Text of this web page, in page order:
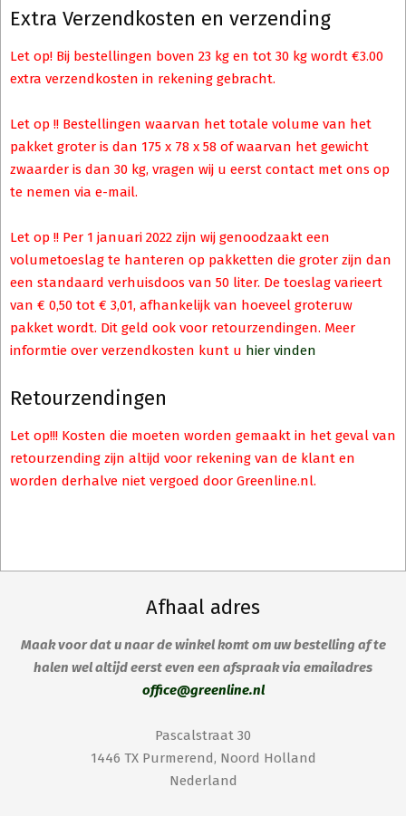
Extra Verzendkosten en verzending
Let op! Bij bestellingen boven 23 kg en tot 30 kg wordt €3.00
extra verzendkosten in rekening gebracht.
Let op !! Bestellingen waarvan het totale volume van het
pakket groter is dan 175 x 78 x 58 of waarvan het gewicht
zwaarder is dan 30 kg, vragen wij u eerst contact met ons op
te nemen via e-mail.
Let op !! Per 1 januari 2022 zijn wij genoodzaakt een
volumetoeslag te hanteren op pakketten die groter zijn dan
een standaard verhuisdoos van 50 liter. De toeslag varieert
van € 0,50 tot € 3,01, afhankelijk van hoeveel groteruw
pakket wordt. Dit geld ook voor retourzendingen. Meer
informtie over verzendkosten kunt u hier vinden
Retourzendingen
Let op!!! Kosten die moeten worden gemaakt in het geval van
retourzending zijn altijd voor rekening van de klant en
worden derhalve niet vergoed door Greenline.nl.
Afhaal adres
Maak voor dat u naar de winkel komt om uw bestelling af te
halen wel altijd eerst even een afspraak via emailadres
office@greenline.nl
Pascalstraat 30
1446 TX Purmerend, Noord Holland
Nederland